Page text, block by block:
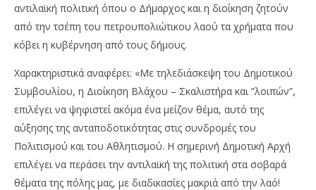
αντιλαϊκή πολιτική όπου ο Δήμαρχος και η διοίκηση ζητούν
από την τσέπη του πετρουπολιώτικου λαού τα χρήματα που
κόβει η κυβέρνηση από τους δήμους.
Χαρακτηριστικά αναφέρει: «Με τηλεδιάσκεψη του Δημοτικού
Συμβουλίου, η Διοίκηση Βλάχου – Σκαλιστήρα και ”λοιπών”,
επιλέγει να ψηφιστεί ακόμα ένα μείζον θέμα, αυτό της
αύξησης της ανταποδοτικότητας στις συνδρομές του
Πολιτισμού και του Αθλητισμού. H σημερινή Δημοτική Αρχή
επιλέγει να περάσει την αντιλαϊκή της πολιτική στα σοβαρά
θέματα της πόλης μας, με διαδικασίες μακριά από την λαό!